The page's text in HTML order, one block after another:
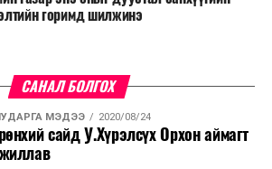
горимд шилжинэ
САНАЛ БОЛГОХ
МЭДЭЭ 2020/08/24
сайд У.Хүрэлсүх Орхон аймагт